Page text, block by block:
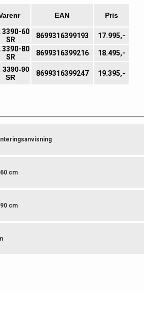
EAN Pris
3390-60
SR
8699316399193 17.995,-
3390-80
SR
8699316399216 18.495,-
3390-90
SR
8699316399247 19.395,-
cm
cm